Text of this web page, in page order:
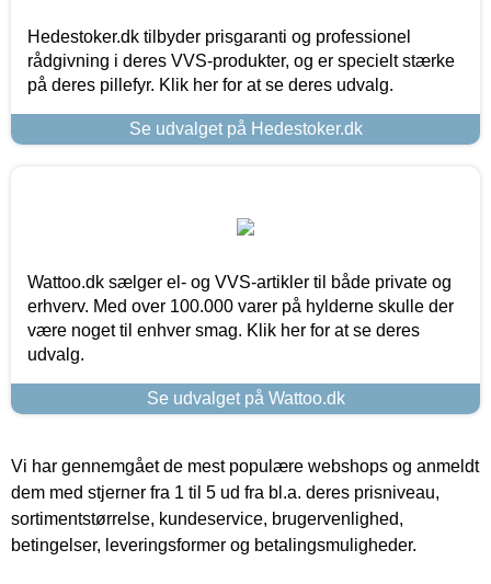
Hedestoker.dk tilbyder prisgaranti og professionel
rådgivning i deres VVS-produkter, og er specielt stærke
på deres pillefyr. Klik her for at se deres udvalg.
Se udvalget på Hedestoker.dk
Wattoo.dk sælger el- og VVS-artikler til både private og
erhverv. Med over 100.000 varer på hylderne skulle der
være noget til enhver smag. Klik her for at se deres
udvalg.
Se udvalget på Wattoo.dk
Vi har gennemgået de mest populære webshops og anmeldt
dem med stjerner fra 1 til 5 ud fra bl.a. deres prisniveau,
sortimentstørrelse, kundeservice, brugervenlighed,
betingelser, leveringsformer og betalingsmuligheder.